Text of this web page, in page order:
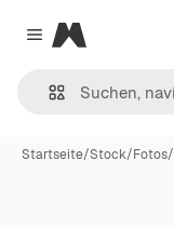
Close menu
Magnific
Startseite/Stock/Fotos/